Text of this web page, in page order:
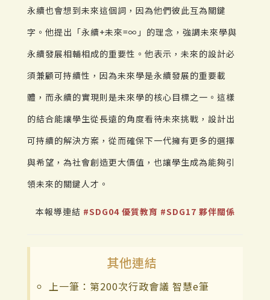
永續也會想到未來這個詞，因為他們彼此互為關鍵
字。他提出「永續+未來=∞」的理念，強調未來學與
永續發展相輔相成的重要性。他表示，未來的設計必
須兼顧可持續性，因為未來學是永續發展的重要載
體，而永續的實現則是未來學的核心目標之一。這樣
的結合能讓學生從長遠的角度看待未來挑戰，設計出
可持續的解決方案，從而確保下一代擁有更多的選擇
與希望，為社會創造更大價值，也讓學生成為能夠引
領未來的關鍵人才。
本報導連結 #SDG04 優質教育 #SDG17 夥伴關係
其他連結
上一筆：第200次行政會議 智慧e筆